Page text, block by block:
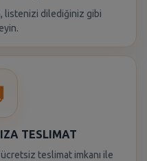
listenizi dilediğiniz gibi
TESLIMAT
teslimat imkanı ile